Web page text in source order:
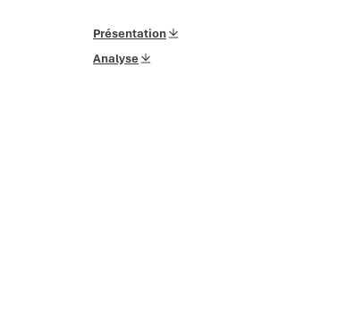
Présentation
Analyse